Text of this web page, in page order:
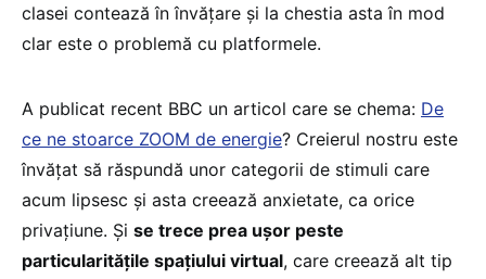
clasei contează în învățare și la chestia asta în mod
clar este o problemă cu platformele.
A publicat recent BBC un articol care se chema: De
ce ne stoarce ZOOM de energie? Creierul nostru este
învățat să răspundă unor categorii de stimuli care
acum lipsesc și asta creează anxietate, ca orice
privațiune. Și se trece prea ușor peste
particularitățile spațiului virtual, care creează alt tip